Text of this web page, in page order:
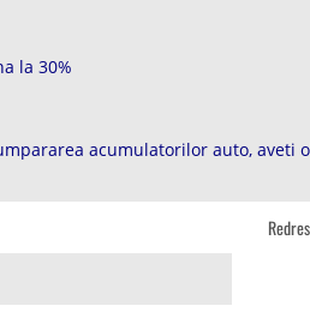
la 30%
acumulatorilor auto,